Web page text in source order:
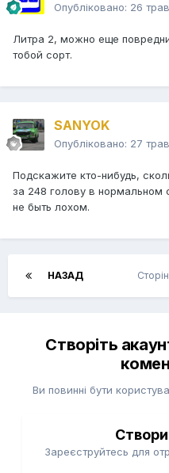
Опубліковано: 26
Литра 2, можно еще
тобой сорт.
SANYOK
Опубліковано: 27
Подскажите кто-нибудь,
за 248 голову в нормальном
не быть лохом.
НАЗАД
Створіть
Ви повинні бути
Зареєструйтесь для